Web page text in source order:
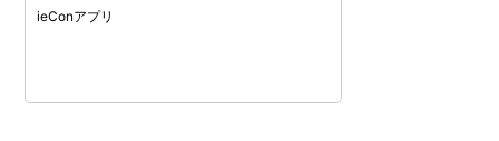
ieConアプリ